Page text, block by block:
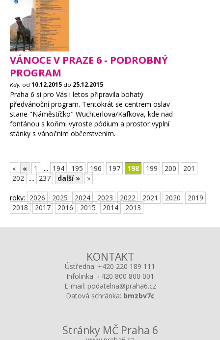
VÁNOCE V PRAZE 6 - PODROBNÝ
PROGRAM
Kdy: od 10.12.2015 do 25.12.2015
Praha 6 si pro Vás i letos připravila bohatý
předvánoční program. Tentokrát se centrem oslav
stane "Náměstíčko" Wuchterlova/Kafkova, kde nad
fontánou s koňmi vyroste pódium a prostor vyplní
stánky s vánočním občerstvením.
« « 1 .... 194 195 196 197 198 199 200
201
202 .... 237 další » »
roky: 2026 2025 2024 2023 2022 2021 2020
2019
2018
2017 2016 2015 2014 2013
KONTAKT
Ústředna: +420 220 189 111
Infolinka: +420 800 800 001
E-mail: podatelna@praha6.cz
Datová schránka: bmzbv7c
Stránky MČ Praha 6